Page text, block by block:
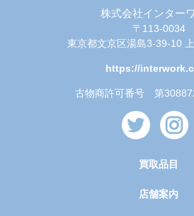
株式会社インター
〒113-0034
東京都文京区湯島3-39-10
https://
古物商許可番号 第
買取品目
店舗案内